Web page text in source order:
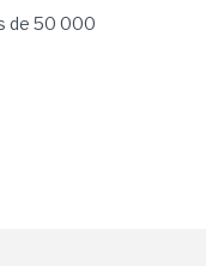
de 50 000